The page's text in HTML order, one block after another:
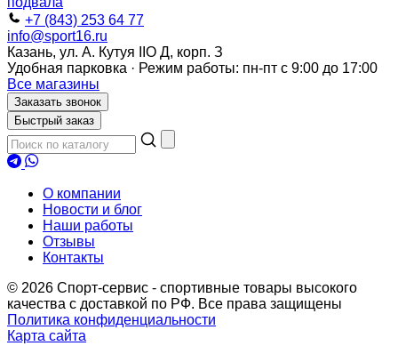
+7 (843) 253 64 77
info@sport16.ru
Казань, ул. А. Кутуя IIO Д, корп. З
Удобная парковка · Режим работы: пн-пт с 9:00 до 17:00
Все магазины
Заказать звонок
Быстрый заказ
О компании
Новости и блог
Наши работы
Отзывы
Контакты
© 2026 Спорт-сервис - спортивные товары высокого
качества с доставкой по РФ. Все права защищены
Политика конфиденциальности
Карта сайта